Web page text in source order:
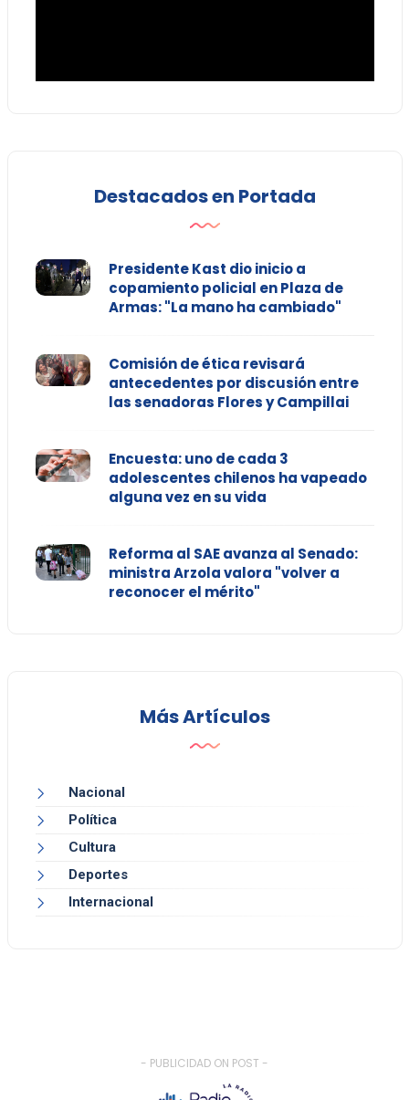
Destacados en Portada
Presidente Kast dio inicio a
copamiento policial en Plaza de
Armas: "La mano ha cambiado"
Comisión de ética revisará
antecedentes por discusión entre
las senadoras Flores y Campillai
Encuesta: uno de cada 3
adolescentes chilenos ha vapeado
alguna vez en su vida
Reforma al SAE avanza al Senado:
ministra Arzola valora "volver a
reconocer el mérito"
Más Artículos
Nacional
Política
Cultura
Deportes
Internacional
- PUBLICIDAD ON POST -